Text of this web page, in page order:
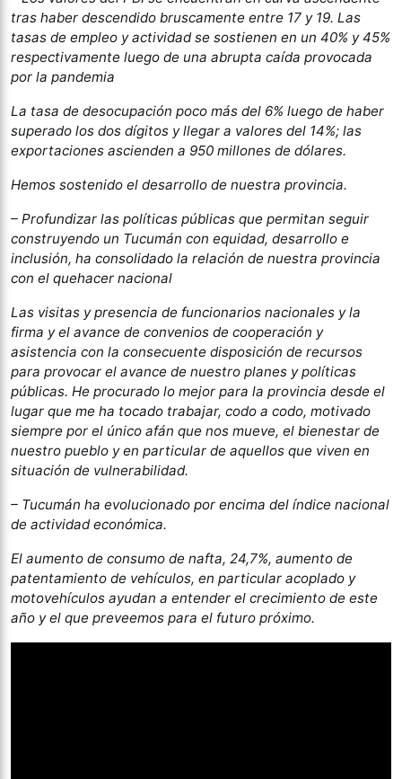
tras haber descendido bruscamente entre 17 y 19. Las
tasas de empleo y actividad se sostienen en un 40% y 45%
respectivamente luego de una abrupta caída provocada
por la pandemia
La tasa de desocupación poco más del 6% luego de haber
superado los dos dígitos y llegar a valores del 14%; las
exportaciones ascienden a 950 millones de dólares.
Hemos sostenido el desarrollo de nuestra provincia.
– Profundizar las políticas públicas que permitan seguir
construyendo un Tucumán con equidad, desarrollo e
inclusión, ha consolidado la relación de nuestra provincia
con el quehacer nacional
Las visitas y presencia de funcionarios nacionales y la
firma y el avance de convenios de cooperación y
asistencia con la consecuente disposición de recursos
para provocar el avance de nuestro planes y políticas
públicas. He procurado lo mejor para la provincia desde el
lugar que me ha tocado trabajar, codo a codo, motivado
siempre por el único afán que nos mueve, el bienestar de
nuestro pueblo y en particular de aquellos que viven en
situación de vulnerabilidad.
– Tucumán ha evolucionado por encima del índice nacional
de actividad económica.
El aumento de consumo de nafta, 24,7%, aumento de
patentamiento de vehículos, en particular acoplado y
motovehículos ayudan a entender el crecimiento de este
año y el que preveemos para el futuro próximo.